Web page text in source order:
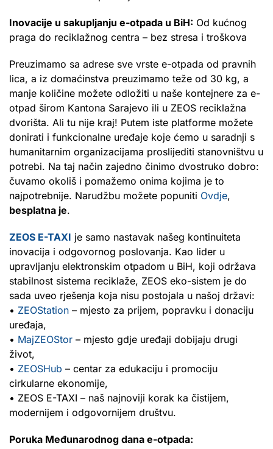
Inovacije u sakupljanju e-otpada u BiH: Od kućnog
praga do reciklažnog centra – bez stresa i troškova
Preuzimamo sa adrese sve vrste e-otpada od pravnih
lica, a iz domaćinstva preuzimamo teže od 30 kg, a
manje količine možete odložiti u naše kontejnere za e-
otpad širom Kantona Sarajevo ili u ZEOS reciklažna
dvorišta. Ali tu nije kraj! Putem iste platforme možete
donirati i funkcionalne uređaje koje ćemo u saradnji s
humanitarnim organizacijama proslijediti stanovništvu u
potrebi. Na taj način zajedno činimo dvostruko dobro:
čuvamo okoliš i pomažemo onima kojima je to
najpotrebnije. Narudžbu možete popuniti Ovdje,
besplatna je.
ZEOS E-TAXI je samo nastavak našeg kontinuiteta
inovacija i odgovornog poslovanja. Kao lider u
upravljanju elektronskim otpadom u BiH, koji održava
stabilnost sistema reciklaže, ZEOS eko-sistem je do
sada uveo rješenja koja nisu postojala u našoj državi:
• ZEOStation – mjesto za prijem, popravku i donaciju
uređaja,
• MajZEOStor – mjesto gdje uređaji dobijaju drugi
život,
• ZEOSHub – centar za edukaciju i promociju
cirkularne ekonomije,
• ZEOS E-TAXI – naš najnoviji korak ka čistijem,
modernijem i odgovornijem društvu.
Poruka Međunarodnog dana e-otpada: